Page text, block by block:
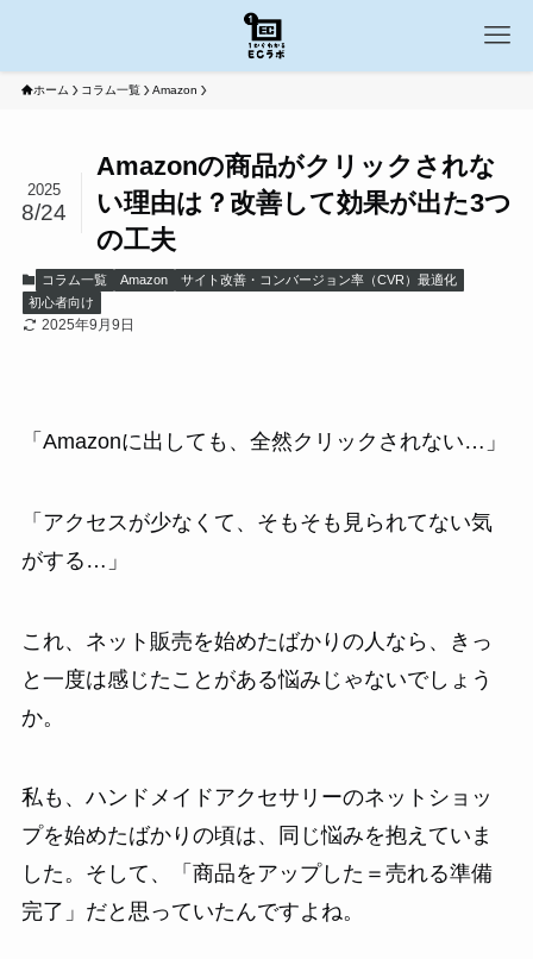
ホーム コラム一覧 Amazon
Amazonの商品がクリックされな
い理由は？改善して効果が出た3つ
の工夫
2025
8/24
コラム一覧 Amazon
サイト改善・コンバージョン率（CVR）最適化
初心者向け
2025年9月9日
「Amazonに出しても、全然クリックされない…」
「アクセスが少なくて、そもそも見られてない気
がする…」
これ、ネット販売を始めたばかりの人なら、きっ
と一度は感じたことがある悩みじゃないでしょう
か。
私も、ハンドメイドアクセサリーのネットショッ
プを始めたばかりの頃は、同じ悩みを抱えていま
した。そして、「商品をアップした＝売れる準備
完了」だと思っていたんですよね。